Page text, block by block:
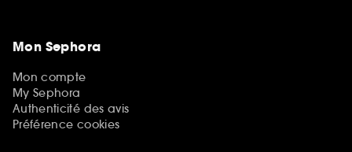
Mon Sephora
Mon compte
My Sephora
Authenticité des avis
Préférence cookies